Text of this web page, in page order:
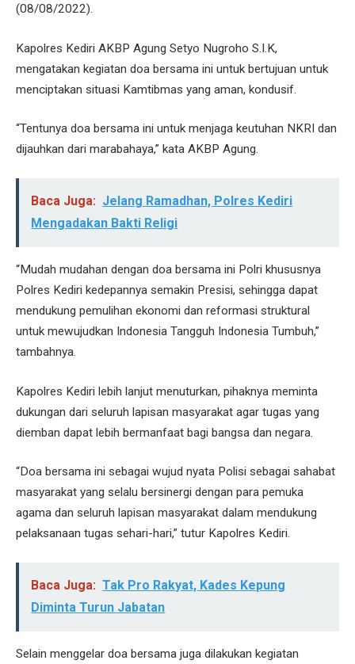
(08/08/2022).
Kapolres Kediri AKBP Agung Setyo Nugroho S.I.K,
mengatakan kegiatan doa bersama ini untuk bertujuan untuk
menciptakan situasi Kamtibmas yang aman, kondusif.
“Tentunya doa bersama ini untuk menjaga keutuhan NKRI dan
dijauhkan dari marabahaya,” kata AKBP Agung.
Baca Juga: Jelang Ramadhan, Polres Kediri
Mengadakan Bakti Religi
“Mudah mudahan dengan doa bersama ini Polri khususnya
Polres Kediri kedepannya semakin Presisi, sehingga dapat
mendukung pemulihan ekonomi dan reformasi struktural
untuk mewujudkan Indonesia Tangguh Indonesia Tumbuh,”
tambahnya.
Kapolres Kediri lebih lanjut menuturkan, pihaknya meminta
dukungan dari seluruh lapisan masyarakat agar tugas yang
diemban dapat lebih bermanfaat bagi bangsa dan negara.
“Doa bersama ini sebagai wujud nyata Polisi sebagai sahabat
masyarakat yang selalu bersinergi dengan para pemuka
agama dan seluruh lapisan masyarakat dalam mendukung
pelaksanaan tugas sehari-hari,” tutur Kapolres Kediri.
Baca Juga: Tak Pro Rakyat, Kades Kepung
Diminta Turun Jabatan
Selain menggelar doa bersama juga dilakukan kegiatan